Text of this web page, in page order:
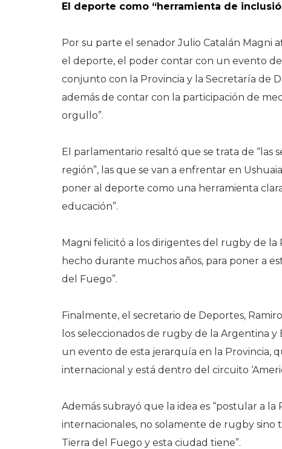
El deporte como “herramienta de
Por su parte el senador Julio Catalán Magni
el deporte, el poder contar con un evento
conjunto con la Provincia y la Secretaría de
además de contar con la participación de
orgullo”.
El parlamentario resaltó que se trata de “las
región”, las que se van a enfrentar en
poner al deporte como una herramienta
educación”.
Magni felicitó a los dirigentes del rugby de
hecho durante muchos años, para poner a
del Fuego”.
Finalmente, el secretario de Deportes,
los seleccionados de rugby de la Argentina
un evento de esta jerarquía en la Provincia,
internacional y está dentro del circuito
Además subrayó que la idea es “postular a
internacionales, no solamente de rugby
Tierra del Fuego y esta ciudad tiene”.